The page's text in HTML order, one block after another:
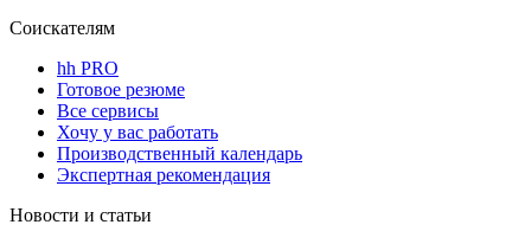
Соискателям
hh PRO
Готовое резюме
Все сервисы
Хочу у вас работать
Производственный календарь
Экспертная рекомендация
Новости и статьи